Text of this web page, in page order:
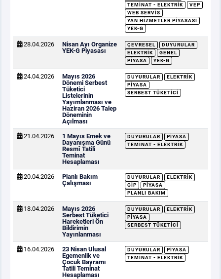
TEMINAT - ELEKTRIK
VEP
WEB SERVIS
YAN HIZMETLER PIYASASI
YEK-G
28.04.2026
Nisan Ayı Organize
YEK-G Piyasası
ÇEVRESEL
DUYURULAR
ELEKTRIK
GENEL
PIYASA
YEK-G
24.04.2026
Mayıs 2026
Dönemi Serbest
Tüketici
Listelerinin
Yayımlanması ve
Haziran 2026 Talep
Döneminin
Açılması
DUYURULAR
ELEKTRIK
PIYASA
SERBEST TÜKETICI
21.04.2026
1 Mayıs Emek ve
Dayanışma Günü
Resmî Tatili
Teminat
Hesaplaması
DUYURULAR
PIYASA
TEMINAT - ELEKTRIK
20.04.2026
Planlı Bakım
Çalışması
DUYURULAR
ELEKTRIK
GİP
PIYASA
PLANLI BAKIM
18.04.2026
Mayıs 2026
Serbest Tüketici
Hareketleri Ön
Bildirimin
Yayınlanması
DUYURULAR
ELEKTRIK
PIYASA
SERBEST TÜKETICI
16.04.2026
23 Nisan Ulusal
Egemenlik ve
Çocuk Bayramı
Tatili Teminat
Hesaplaması
DUYURULAR
PIYASA
TEMINAT - ELEKTRIK